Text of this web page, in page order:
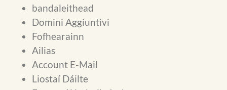
bandaleithead
Domini Aggiuntivi
Fofhearainn
Ailias
Account E-Mail
Liostaí Dáilte